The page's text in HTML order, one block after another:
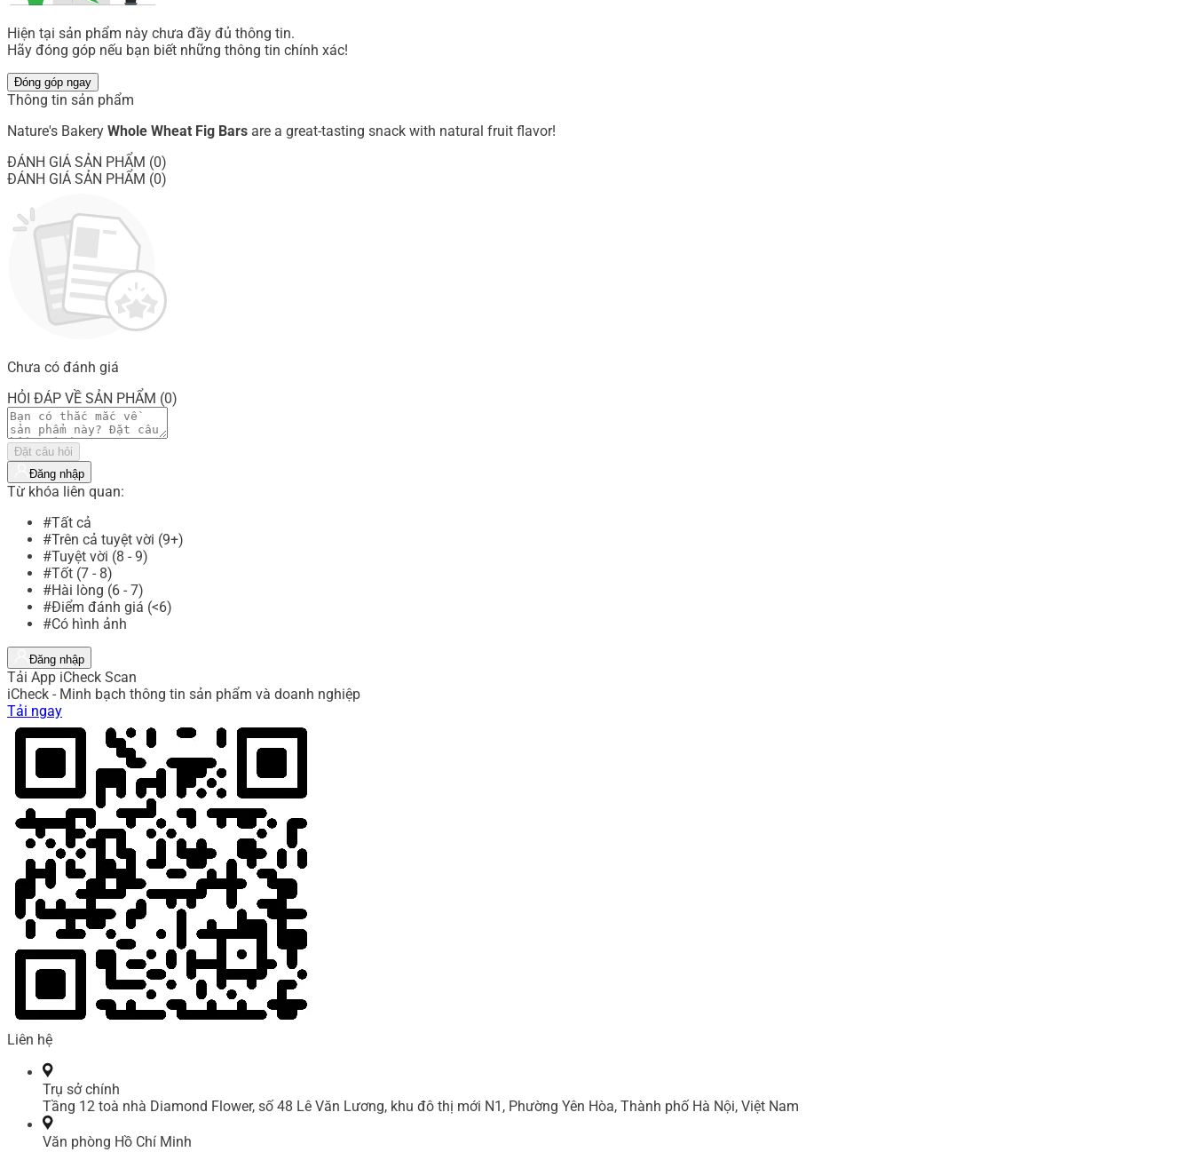
Hiện tại sản phẩm này chưa đầy đủ thông tin.
Hãy đóng góp nếu bạn biết những thông tin chính xác!
Đóng góp ngay
Thông tin sản phẩm
Nature's Bakery Whole Wheat Fig Bars are a great-tasting snack with natural fruit flavor!
ĐÁNH GIÁ SẢN PHẨM (0)
ĐÁNH GIÁ SẢN PHẨM (0)
Chưa có đánh giá
HỎI ĐÁP VỀ SẢN PHẨM (0)
Đặt câu hỏi
Đăng nhập
Từ khóa liên quan:
#Tất cả
#Trên cả tuyệt vời (9+)
#Tuyệt vời (8 - 9)
#Tốt (7 - 8)
#Hài lòng (6 - 7)
#Điểm đánh giá (<6)
#Có hình ảnh
Đăng nhập
Tải App iCheck Scan
iCheck - Minh bạch thông tin sản phẩm và doanh nghiệp
Tải ngay
Liên hệ
Trụ sở chính
Tầng 12 toà nhà Diamond Flower, số 48 Lê Văn Lương, khu đô thị mới N1, Phường Yên Hòa, Thành phố Hà Nội, Việt Nam
Văn phòng Hồ Chí Minh